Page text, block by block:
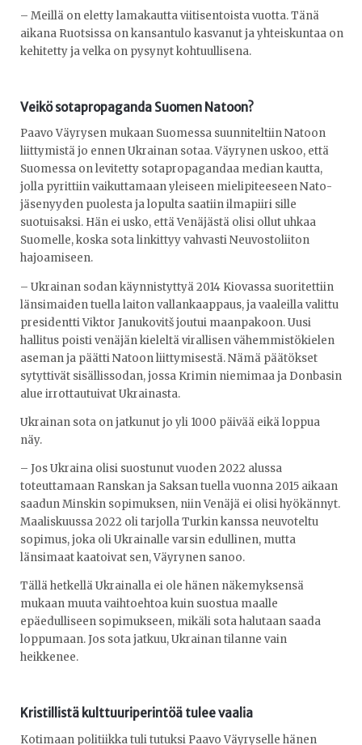
– Meillä on eletty lamakautta viitisentoista vuotta. Tänä
aikana Ruotsissa on kansantulo kasvanut ja yhteiskuntaa on
kehitetty ja velka on pysynyt kohtuullisena.
Veikö sotapropaganda Suomen Natoon?
Paavo Väyrysen mukaan Suomessa suunniteltiin Natoon
liittymistä jo ennen Ukrainan sotaa. Väyrynen uskoo, että
Suomessa on levitetty sotapropagandaa median kautta,
jolla pyrittiin vaikuttamaan yleiseen mielipiteeseen Nato-
jäsenyyden puolesta ja lopulta saatiin ilmapiiri sille
suotuisaksi. Hän ei usko, että Venäjästä olisi ollut uhkaa
Suomelle, koska sota linkittyy vahvasti Neuvostoliiton
hajoamiseen.
– Ukrainan sodan käynnistyttyä 2014 Kiovassa suoritettiin
länsimaiden tuella laiton vallankaappaus, ja vaaleilla valittu
presidentti Viktor Janukovitš joutui maanpakoon. Uusi
hallitus poisti venäjän kieleltä virallisen vähemmistökielen
aseman ja päätti Natoon liittymisestä. Nämä päätökset
sytyttivät sisällissodan, jossa Krimin niemimaa ja Donbasin
alue irrottautuivat Ukrainasta.
Ukrainan sota on jatkunut jo yli 1000 päivää eikä loppua
näy.
– Jos Ukraina olisi suostunut vuoden 2022 alussa
toteuttamaan Ranskan ja Saksan tuella vuonna 2015 aikaan
saadun Minskin sopimuksen, niin Venäjä ei olisi hyökännyt.
Maaliskuussa 2022 oli tarjolla Turkin kanssa neuvoteltu
sopimus, joka oli Ukrainalle varsin edullinen, mutta
länsimaat kaatoivat sen, Väyrynen sanoo.
Tällä hetkellä Ukrainalla ei ole hänen näkemyksensä
mukaan muuta vaihtoehtoa kuin suostua maalle
epäedulliseen sopimukseen, mikäli sota halutaan saada
loppumaan. Jos sota jatkuu, Ukrainan tilanne vain
heikkenee.
Kristillistä kulttuuriperintöä tulee vaalia
Kotimaan politiikka tuli tutuksi Paavo Väyryselle hänen